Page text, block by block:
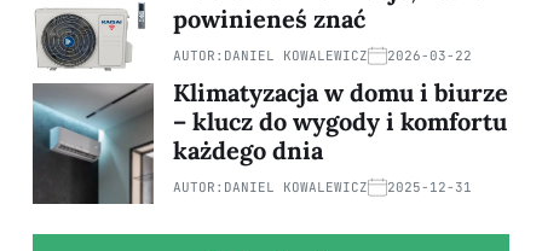
powinieneś znać
AUTOR: DANIEL KOWALEWICZ 2026-03-22
Klimatyzacja w domu i biurze
– klucz do wygody i komfortu
każdego dnia
AUTOR: DANIEL KOWALEWICZ 2025-12-31